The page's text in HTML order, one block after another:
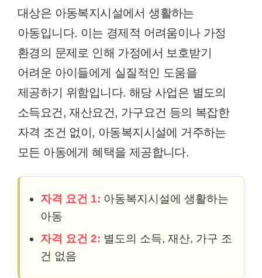
대상은 아동복지시설에서 생활하는
아동입니다. 이는 경제적 어려움이나 가정
환경의 문제로 인해 가정에서 보호받기
어려운 아이들에게 실질적인 도움을
제공하기 위함입니다. 해당 사업은 별도의
소득요건, 재산요건, 가구요건 등의 복잡한
자격 조건 없이, 아동복지시설에 거주하는
모든 아동에게 혜택을 제공합니다.
자격 요건 1: 아동복지시설에 생활하는
아동
자격 요건 2: 별도의 소득, 재산, 가구 조
건 없음